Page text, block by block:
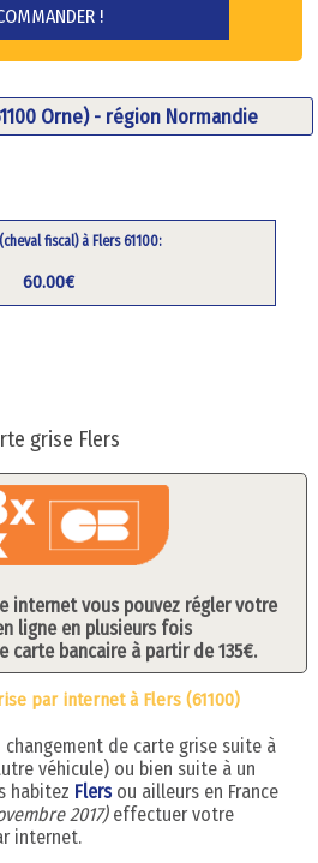
Orne) - région Normandie
fiscal) à Flers 61100:
60.00€
grise Flers
internet vous pouvez régler votre
ligne en plusieurs fois
carte bancaire à partir de 135€.
par internet à Flers (61100)
de carte grise suite à
véhicule) ou bien suite à un
habitez Flers ou ailleurs en France
2017)effectuer votre
internet.